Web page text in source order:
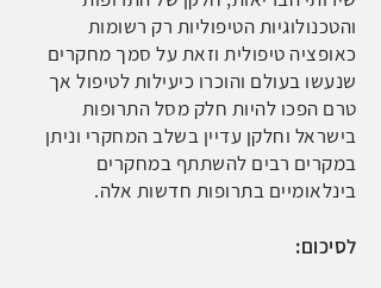
והטכנולוגיות הטיפוליות רק רשומות
כאופציה טיפולית וזאת על סמך מחקרים
שנעשו בעולם והוכרו כיעילות לטיפול אך
טרם הפכו להיות חלק מסל התרופות
בישראל וחלקן עדיין בשלב המחקרי וניתן
במקרים רבים להשתתף במחקרים
בינלאומיים בתרופות חדשות אלה.
לסיכום: